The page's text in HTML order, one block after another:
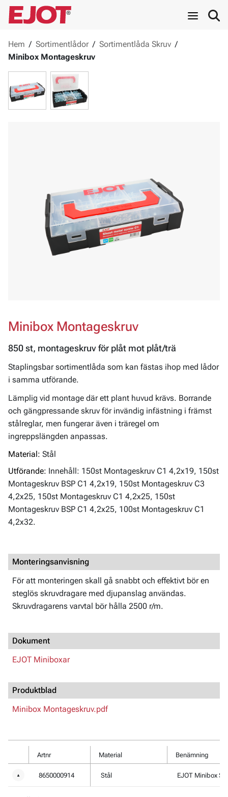
Hem / Sortimentlådor / Sortimentlåda Skruv /
Minibox Montageskruv
Minibox Montageskruv
850 st, montageskruv för plåt mot plåt/trä
Staplingsbar sortimentlåda som kan fästas ihop med lådor
i samma utförande.
Lämplig vid montage där ett plant huvud krävs. Borrande
och gängpressande skruv för invändig infästning i främst
stålreglar, men fungerar även i träregel om
ingreppslängden anpassas.
Material: Stål
Utförande: Innehåll: 150st Montageskruv C1 4,2x19, 150st
Montageskruv BSP C1 4,2x19, 150st Montageskruv C3
4,2x25, 150st Montageskruv C1 4,2x25, 150st
Montageskruv BSP C1 4,2x25, 100st Montageskruv C1
4,2x32.
Monteringsanvisning
För att monteringen skall gå snabbt och effektivt bör en
steglös skruvdragare med djupanslag användas.
Skruvdragarens varvtal bör hålla 2500 r/m.
Dokument
EJOT Miniboxar
Produktblad
Minibox Montageskruv.pdf
Artnr Material Benämning
▼ 8650000914 Stål